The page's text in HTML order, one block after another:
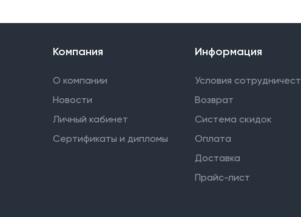
Компания
О компании
Новости
Личный кабинет
Сертификаты и дипломы
Информация
Условия
Возврат
Система скидок
Оплата
Доставка
Прайс-лист